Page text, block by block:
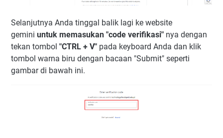
Selanjutnya Anda tinggal balik lagi ke website
gemini untuk memasukan "code verifikasi" nya dengan
tekan tombol "CTRL + V" pada keyboard Anda dan klik
tombol warna biru dengan bacaan "Submit" seperti
gambar di bawah ini.